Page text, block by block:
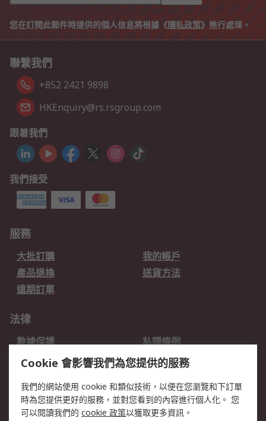
您在訂閱此郵件時提供的個人信息將根據《隱私政策》進行處理。
聯繫我們
+852 2421 9898
HKEnquiry@rs.rsgroup.com
跟着我們
我們接受
服務
大批訂購
我的帳戶
產品退換
送貨方法
遠期訂單
法律
數據保護
私隱條例
網站條款
郵件安全
關於RS
Cookie 會影響我們為您提供的服務
我們的網站使用 cookie 和類似技術，以便在您瀏覽和下訂單
時為您提供更好的服務，並對您看到的內容進行個人化。 您
可以閱讀我們的 cookie 政策以獲取更多資訊。